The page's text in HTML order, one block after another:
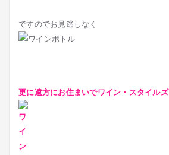
ですのでお見逃しなく
更に遠方にお住まいでワイン・スタイルズ